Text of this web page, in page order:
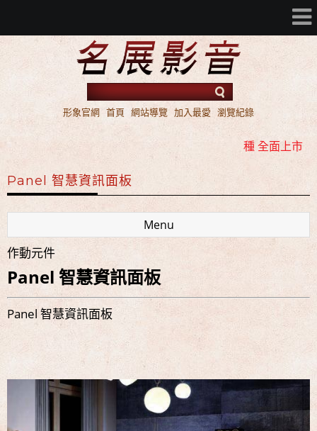
形象官網 首頁 網站導覽 加入最愛 瀏覽紀錄
名展音響 2016年 AV 環繞擴大機 ATMOS / DTS:X 雙規機
種 全面上市
名展音響 歐洲第一品牌 FIBARO 環控系統 現場展示 熱售
名展音響 最新Dolby ATMOS 7.2.4 全景聲11聲道現場展示
試聽
名展音響 2016年 AV 環繞擴大機 ATMOS / DTS:X 雙規機
名展音響 歐洲第一品牌 FIBARO 環控系統 現場展示 熱售
名展音響 最新Dolby ATMOS 7.2.4 全景聲11聲道現場展示
Panel 智慧資訊面板
Menu
作動元件
Panel 智慧資訊面板
Panel 智慧資訊面板